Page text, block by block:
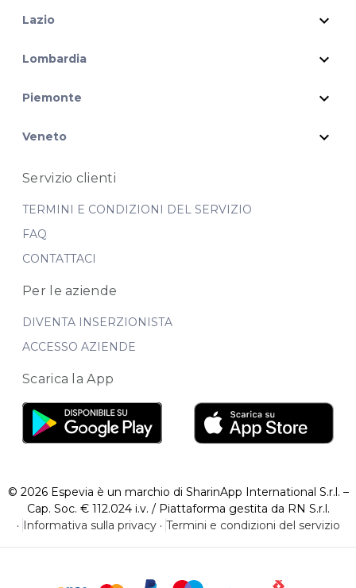
Lazio expand_more
Lombardia expand_more
Piemonte expand_more
Veneto expand_more
Servizio clienti
TERMINI E CONDIZIONI DEL SERVIZIO
FAQ
CONTATTACI
Per le aziende
DIVENTA INSERZIONISTA
ACCESSO AZIENDE
Scarica la App
© 2026 Espevia è un marchio di SharinApp International S.r.l. –
Cap. Soc. € 112.024 i.v. / Piattaforma gestita da RN S.r.l.
· Informativa sulla privacy· Termini e condizioni del servizio